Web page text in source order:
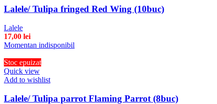
Lalele/ Tulipa fringed Red Wing (10buc)
Lalele
17,00 lei
Momentan indisponibil
Stoc epuizat
Quick view
Add to wishlist
Lalele/ Tulipa parrot Flaming Parrot (8buc)